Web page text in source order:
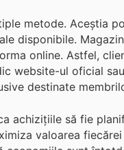
metode. Aceștia
disponibile.
online. Astfel,
website-ul oficial
destinate
achizițiile să fie
valoarea